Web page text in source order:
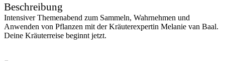
Beschreibung
Intensiver Themenabend zum Sammeln, Wahrnehmen und
Anwenden von Pflanzen mit der Kräuterexpertin Melanie van Baal.
Deine Kräuterreise beginnt jetzt.